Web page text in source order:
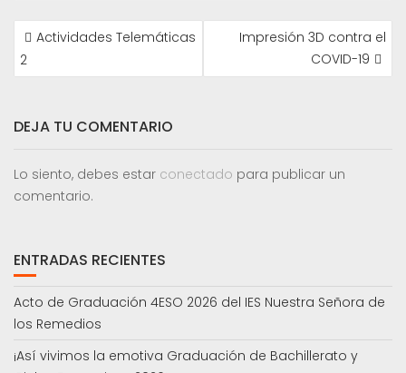
NAVEGACIÓN
DE
ENTRADAS
Actividades Telemáticas
2
Impresión 3D contra el
COVID-19
DEJA TU COMENTARIO
Lo siento, debes estar conectado para publicar un
comentario.
ENTRADAS RECIENTES
Acto de Graduación 4ESO 2026 del IES Nuestra Señora de
los Remedios
¡Así vivimos la emotiva Graduación de Bachillerato y